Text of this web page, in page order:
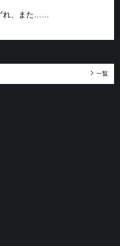
れ、また……
一覧